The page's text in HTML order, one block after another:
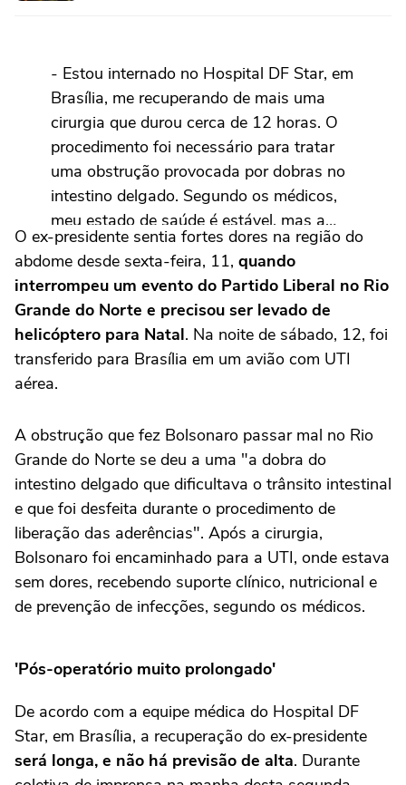
- Estou internado no Hospital DF Star, em
Brasília, me recuperando de mais uma
cirurgia que durou cerca de 12 horas. O
procedimento foi necessário para tratar
uma obstrução provocada por dobras no
intestino delgado. Segundo os médicos,
meu estado de saúde é estável, mas a…
pic.twitter.com/lFvDKyeDeE
— Jair M. Bolsonaro (@jairbolsonaro)
April 14, 2025
O ex-presidente sentia fortes dores na região do
abdome desde sexta-feira, 11, quando
interrompeu um evento do Partido Liberal no Rio
Grande do Norte e precisou ser levado de
helicóptero para Natal. Na noite de sábado, 12, foi
transferido para Brasília em um avião com UTI
aérea.
A obstrução que fez Bolsonaro passar mal no Rio
Grande do Norte se deu a uma "a dobra do
intestino delgado que dificultava o trânsito intestinal
e que foi desfeita durante o procedimento de
liberação das aderências". Após a cirurgia,
Bolsonaro foi encaminhado para a UTI, onde estava
sem dores, recebendo suporte clínico, nutricional e
de prevenção de infecções, segundo os médicos.
'Pós-operatório muito prolongado'
De acordo com a equipe médica do Hospital DF
Star, em Brasília, a recuperação do ex-presidente
será longa, e não há previsão de alta. Durante